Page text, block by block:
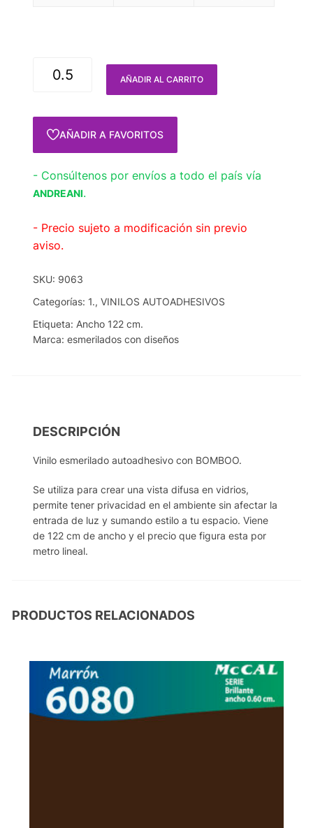
AÑADIR AL CARRITO
AÑADIR A FAVORITOS
- Consúltenos por envíos a todo el país vía
ANDREANI.
- Precio sujeto a modificación sin previo
aviso.
SKU: 9063
Categorías: 1.,VINILOS AUTOADHESIVOS
Etiqueta: Ancho 122 cm.
Marca:esmerilados con diseños
DESCRIPCIÓN
Vinilo esmerilado autoadhesivo con BOMBOO.
Se utiliza para crear una vista difusa en vidrios,
permite tener privacidad en el ambiente sin afectar la
entrada de luz y sumando estilo a tu espacio. Viene
de 122 cm de ancho y el precio que figura esta por
metro lineal.
PRODUCTOS RELACIONADOS